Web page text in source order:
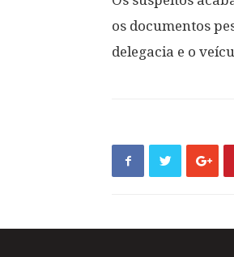
os documentos
delegacia e o